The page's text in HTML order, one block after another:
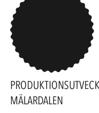
MÄLARDALEN